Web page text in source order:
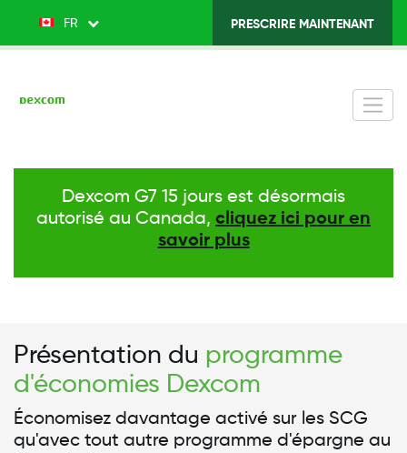
FR List additional actions
Top
Right
PRESCRIRE MAINTENANT
Dexcom G7 15 jours est désormais
autorisé au Canada, cliquez ici pour en
savoir plus
Présentation du programme
d'économies Dexcom
Économisez davantage activé sur les SCG
qu'avec tout autre programme d'épargne au